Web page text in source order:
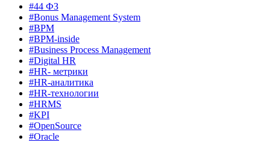
#44 ФЗ
#Bonus Management System
#BPM
#BPM-inside
#Business Process Management
#Digital HR
#HR- метрики
#HR-аналитика
#HR-технологии
#HRMS
#KPI
#OpenSource
#Oracle